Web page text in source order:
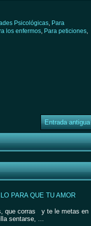
Psicológicas
Para
los enfermos Para peticiones
Entrada antigua
PARA QUE TU AMOR
que corras y te le metas en
sentarse, ...